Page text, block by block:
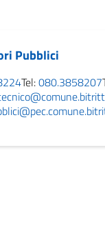
Pubblici
Tel:080.3858207